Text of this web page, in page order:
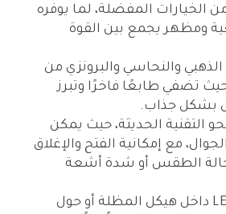
الخيارات المفضلة، لما يوفره
ومظهر يجمع بين القوة
الذهبي والنحاسي والبرونزي من
حيث تضفي طابعًا فاخرًا وتبرز
بشكل جذاب.
التقنية الحديثة، حيث يمكن
مع إمكانية الفتح والإغلاق
الطقس أو شدة أشعة
إضافة إضاءة LED داخل هيكل المظلة أو حول